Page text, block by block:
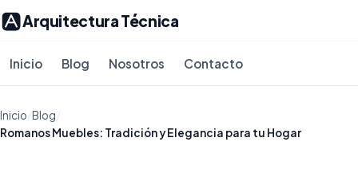
Arquitectura Técnica
Inicio Blog Nosotros Contacto
Inicio/Blog/
Romanos Muebles: Tradición y Elegancia para tu Hogar